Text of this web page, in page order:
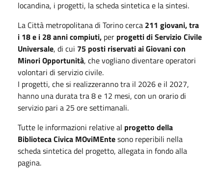
locandina, i progetti, la scheda sintetica e la sintesi.
La Città metropolitana di Torino cerca 211 giovani, tra
i 18 e i 28 anni compiuti, per progetti di Servizio Civile
Universale, di cui 75 posti riservati ai Giovani con
Minori Opportunità, che vogliano diventare operatori
volontari di servizio civile.
I progetti, che si realizzeranno tra il 2026 e il 2027,
hanno una durata tra 8 e 12 mesi, con un orario di
servizio pari a 25 ore settimanali.
Tutte le informazioni relative al progetto della
Biblioteca Civica MOviMEntesono reperibili nella
scheda sintetica del progetto, allegata in fondo alla
pagina.